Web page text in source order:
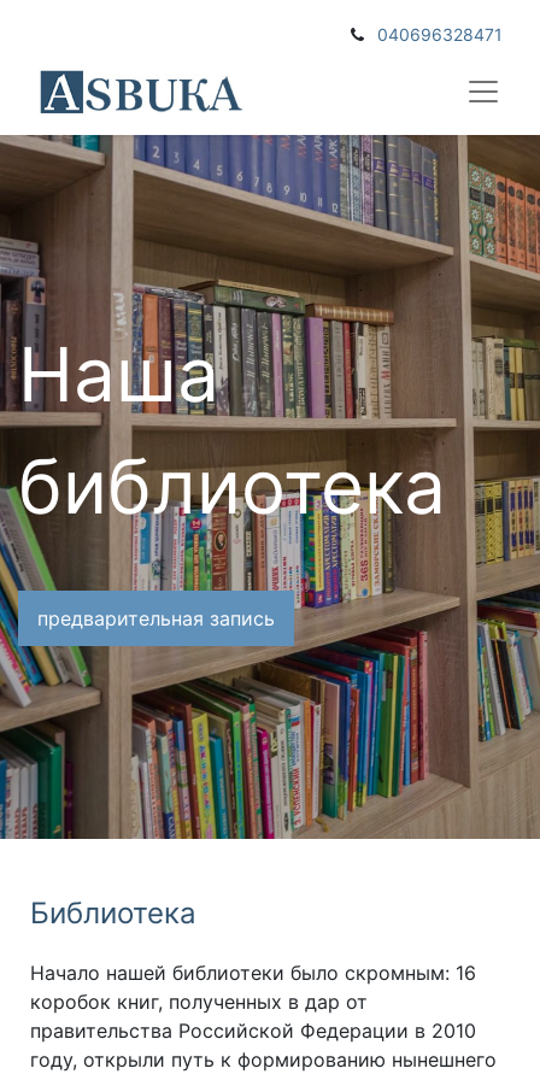
040696328471
Наша
библиотека
предварительная запись
Библиотека
Начало нашей библиотеки было скромным: 16
коробок книг, полученных в дар от
правительства Российской Федерации в 2010
году, открыли путь к формированию нынешнего